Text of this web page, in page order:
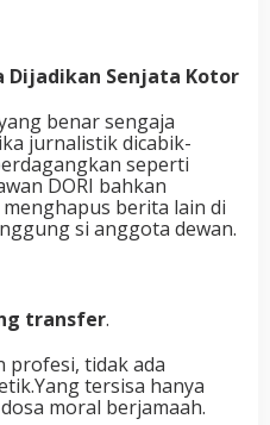
Dijadikan Senjata Kotor
benar sengaja
jurnalistik dicabik-
seperti
DORI bahkan
berita lain di
si anggota dewan.
transfer.
profesi, tidak ada
tersisa hanya
moral berjamaah.